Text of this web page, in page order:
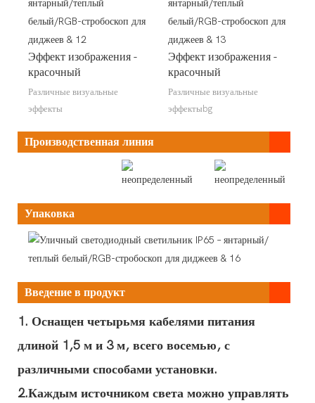
Эффект изображения -
красочный
Различные визуальные
эффекты
Эффект изображения -
красочный
Различные визуальные
эффектыbg
Производственная линия
Упаковка
Введение в продукт
1. Оснащен четырьмя кабелями питания
длиной 1,5 м и 3 м, всего восемью, с
различными способами установки.
2.Каждым источником света можно управлять